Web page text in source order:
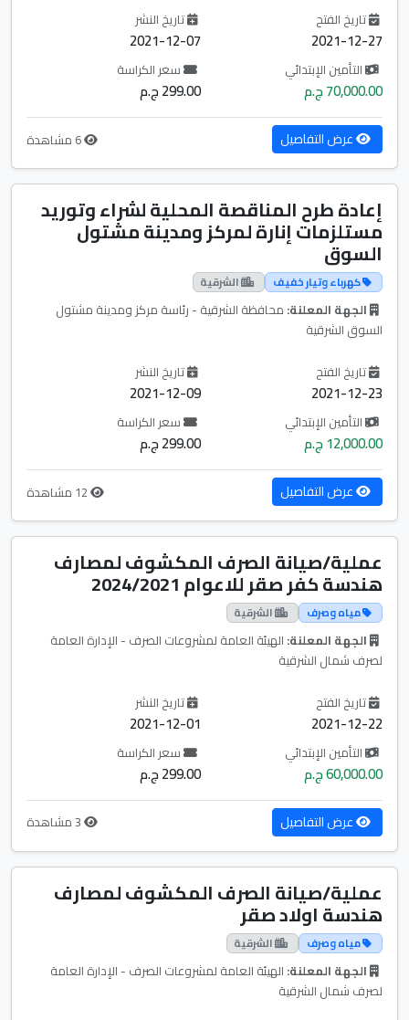
تاريخ الفتح
2021-12-27
تاريخ النشر
2021-12-07
التأمين الإبتدائي
70,000.00 ج.م
سعر الكراسة
299.00 ج.م
عرض التفاصيل
إعادة طرح المناقصة المحلية لشراء وتوريد
مستلزمات إنارة لمركز ومدينة مشتول
السوق
كهرباء وتيار خفيف الشرقية
الجهة المعلنة: محافظة الشرقية - رئاسة مركز ومدينة مشتول
السوق الشرقية
تاريخ الفتح
2021-12-23
تاريخ النشر
2021-12-09
التأمين الإبتدائي
12,000.00 ج.م
سعر الكراسة
299.00 ج.م
عرض التفاصيل
عملية/صيانة الصرف المكشوف لمصارف
هندسة كفر صقر للاعوام 2024/2021
مياه وصرف الشرقية
الجهة المعلنة: الهيئة العامة لمشروعات الصرف - الإدارة العامة
لصرف شمال الشرقية
تاريخ الفتح
2021-12-22
تاريخ النشر
2021-12-01
التأمين الإبتدائي
60,000.00 ج.م
سعر الكراسة
299.00 ج.م
عرض التفاصيل
عملية/صيانة الصرف المكشوف لمصارف
هندسة اولاد صقر
مياه وصرف الشرقية
الجهة المعلنة: الهيئة العامة لمشروعات الصرف - الإدارة العامة
لصرف شمال الشرقية